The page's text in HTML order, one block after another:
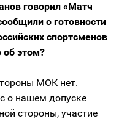
говорил «Матч
о готовности
спортсменов
об этом?
МОК нет.
о нашем допуске
стороны, участие